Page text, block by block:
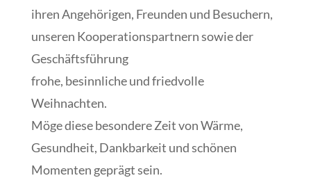
ihren Angehörigen, Freunden und Besuchern,
unseren Kooperationspartnern sowie der
Geschäftsführung
frohe, besinnliche und friedvolle
Weihnachten.
Möge diese besondere Zeit von Wärme,
Gesundheit, Dankbarkeit und schönen
Momenten geprägt sein.